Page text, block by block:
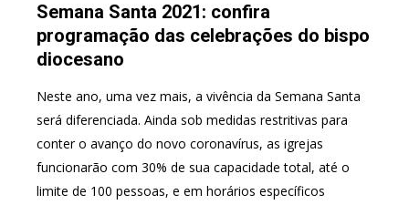
Semana Santa 2021: confira
programação das celebrações do bispo
diocesano
Neste ano, uma vez mais, a vivência da Semana Santa
será diferenciada. Ainda sob medidas restritivas para
conter o avanço do novo coronavírus, as igrejas
funcionarão com 30% de sua capacidade total, até o
limite de 100 pessoas, e em horários específicos